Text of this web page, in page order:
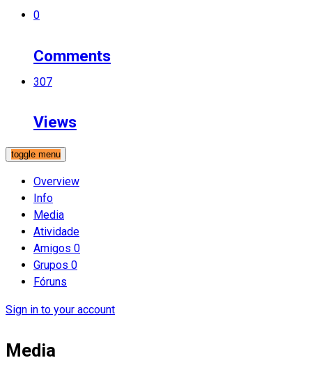
0
Comments
307
Views
toggle menu
Overview
Info
Media
Atividade
Amigos 0
Grupos 0
Fóruns
Sign in to your account
Media